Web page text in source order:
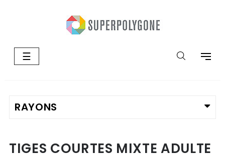
Basculer
la
☰
TIGES COURTES MIXTE ADULTE